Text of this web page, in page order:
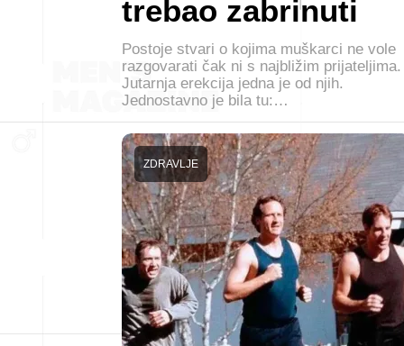
trebao zabrinuti
Postoje stvari o kojima muškarci ne vole
razgovarati čak ni s najbližim prijateljima.
Jutarnja erekcija jedna je od njih.
Jednostavno je bila tu:…
ZDRAVLJE